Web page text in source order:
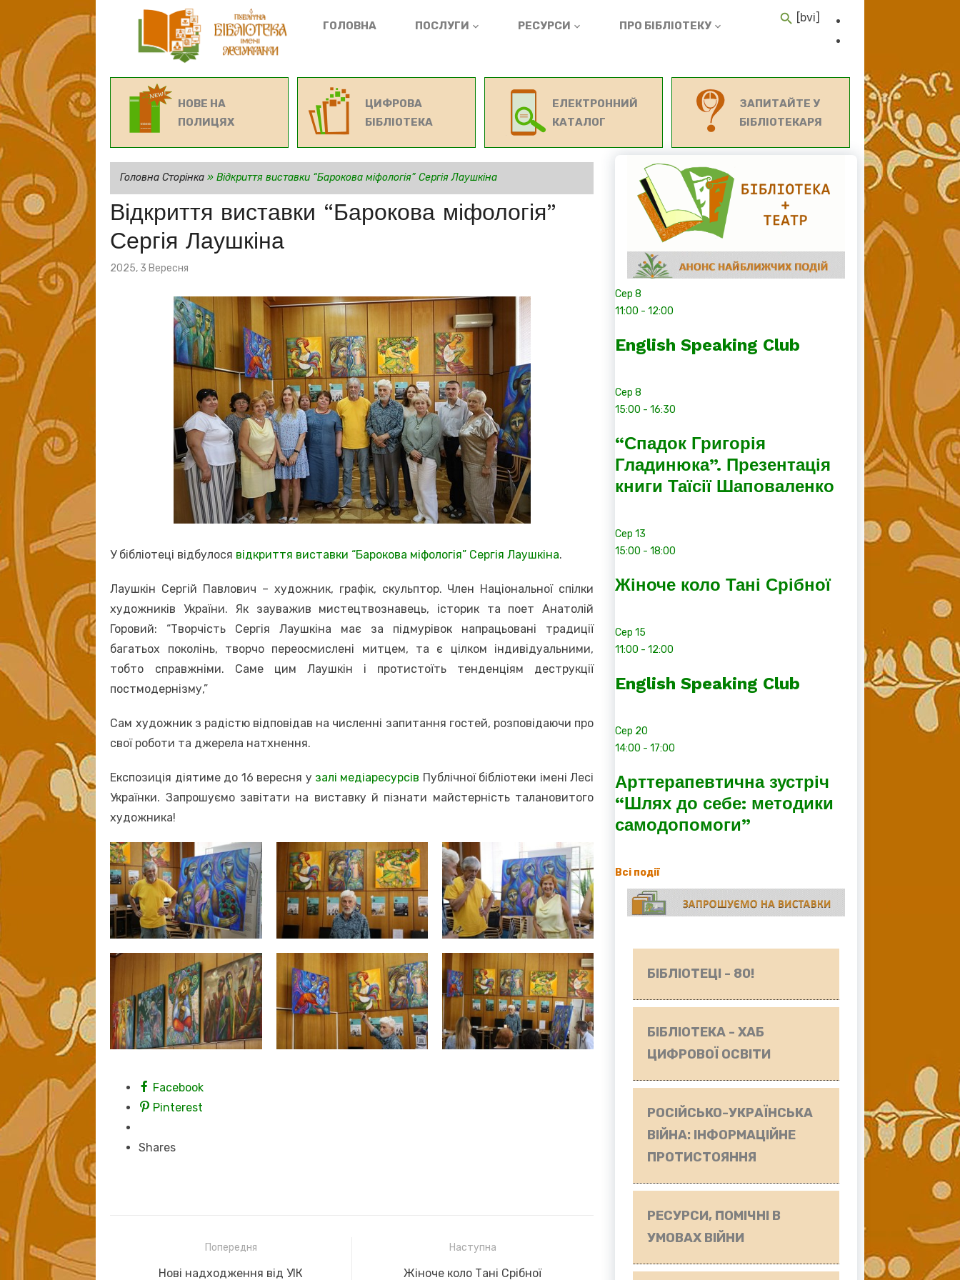
ГОЛОВНА ПОСЛУГИ РЕСУРСИ ПРО БІБЛІОТЕКУ
[bvi]
НОВЕ НА
ПОЛИЦЯХ
ЦИФРОВА
БІБЛІОТЕКА
ЕЛЕКТРОННИЙ
КАТАЛОГ
ЗАПИТАЙТЕ У
БІБЛІОТЕКАРЯ
Головна Сторінка» Відкриття виставки “Барокова міфологія” Сергія Лаушкіна
Відкриття виставки “Барокова міфологія”
Сергія Лаушкіна
Posted
2025, 3 Вересня
У бібліотеці відбулося відкриття виставки “Барокова міфологія” Сергія Лаушкіна.
Лаушкін Сергій Павлович – художник, графік, скульптор. Член Національної спілки
художників України. Як зауважив мистецтвознавець, історик та поет Анатолій
Горовий: “Творчість Сергія Лаушкіна має за підмурівок напрацьовані традиції
багатьох поколінь, творчо переосмислені митцем, та є цілком індивідуальними,
тобто справжніми. Саме цим Лаушкін і протистоїть тенденціям деструкції
постмодернізму,”
Сам художник з радістю відповідав на численні запитання гостей, розповідаючи про
свої роботи та джерела натхнення.
Експозиція діятиме до 16 вересня у залі медіаресурсів Публічної бібліотеки імені Лесі
Українки. Запрошуємо завітати на виставку й пізнати майстерність талановитого
художника!
Facebook
Pinterest
Shares
записів
Попередня
Previous
Нові надходження від УІК
Наступна
Next
Жіноче коло Тані Срібної
Сер8
11:00 -12:00
English Speaking Club
Сер8
15:00 -16:30
“Спадок Григорія
Гладинюка”. Презентація
книги Таїсії Шаповаленко
Сер13
15:00 -18:00
Жіноче коло Тані Срібної
Сер15
11:00 -12:00
English Speaking Club
Сер 20
14:00 -17:00
Арттерапевтична зустріч
“Шлях до себе: методики
самодопомоги”
Всі події
БІБЛІОТЕЦІ - 80!
БІБЛІОТЕКА - ХАБ
ЦИФРОВОЇ ОСВІТИ
РОСІЙСЬКО-УКРАЇНСЬКА
ВІЙНА: ІНФОРМАЦІЙНЕ
ПРОТИСТОЯННЯ
РЕСУРСИ, ПОМІЧНІ В
УМОВАХ ВІЙНИ